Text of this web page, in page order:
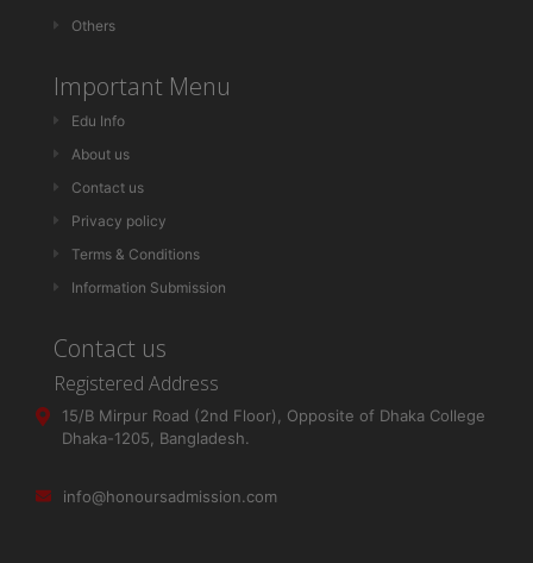
Others
Important Menu
Edu Info
About us
Contact us
Privacy policy
Terms & Conditions
Information Submission
Contact us
Registered Address
15/B Mirpur Road (2nd Floor), Opposite of Dhaka College
Dhaka-1205, Bangladesh.
info@honoursadmission.com